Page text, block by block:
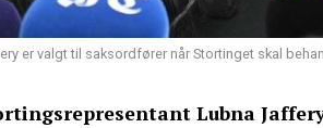
er valgt til saksordfører når Stortinget skal
Lubna